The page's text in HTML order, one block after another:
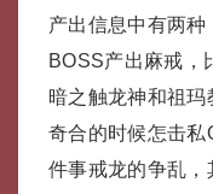
产出信息中有两
BOSS产出麻戒，
暗之触龙神和祖
奇合的时候怎击
件事戒龙的争乱